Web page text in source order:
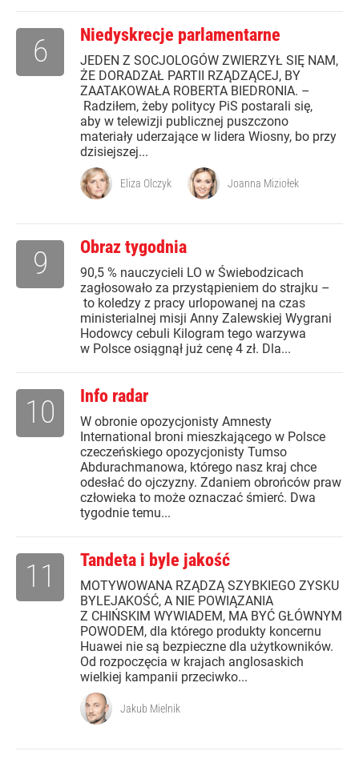
Niedyskrecje parlamentarne
JEDEN Z SOCJOLOGÓW ZWIERZYŁ SIĘ NAM,
ŻE DORADZAŁ PARTII RZĄDZĄCEJ, BY
ZAATAKOWAŁA ROBERTA BIEDRONIA. –
Radziłem, żeby politycy PiS postarali się,
aby w telewizji publicznej puszczono
materiały uderzające w lidera Wiosny, bo przy
dzisiejszej...
6
Eliza Olczyk Joanna Miziołek
Obraz tygodnia
90,5 % nauczycieli LO w Świebodzicach
zagłosowało za przystąpieniem do strajku –
to koledzy z pracy urlopowanej na czas
ministerialnej misji Anny Zalewskiej Wygrani
Hodowcy cebuli Kilogram tego warzywa
w Polsce osiągnął już cenę 4 zł. Dla...
9
Info radar
W obronie opozycjonisty Amnesty
International broni mieszkającego w Polsce
czeczeńskiego opozycjonisty Tumso
Abdurachmanowa, którego nasz kraj chce
odesłać do ojczyzny. Zdaniem obrońców praw
człowieka to może oznaczać śmierć. Dwa
tygodnie temu...
10
Tandeta i byle jakość
MOTYWOWANA RZĄDZĄ SZYBKIEGO ZYSKU
BYLEJAKOŚĆ, A NIE POWIĄZANIA
Z CHIŃSKIM WYWIADEM, MA BYĆ GŁÓWNYM
POWODEM, dla którego produkty koncernu
Huawei nie są bezpieczne dla użytkowników.
Od rozpoczęcia w krajach anglosaskich
wielkiej kampanii przeciwko...
11
Jakub Mielnik